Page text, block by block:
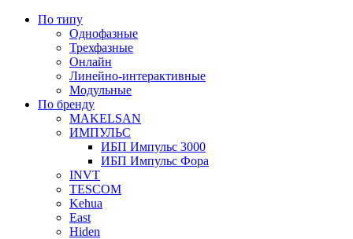
По типу
Однофазные
Трехфазные
Онлайн
Линейно-интерактивные
Модульные
По бренду
MAKELSAN
ИМПУЛЬС
ИБП Импульс 3000
ИБП Импульс Фора
INVT
TESCOM
Kehua
East
Hiden